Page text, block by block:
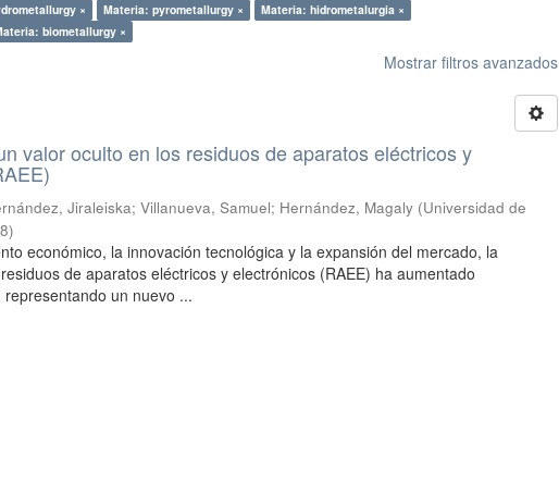
× Materia: pyrometallurgy ×
Materia: hidrometalurgia ×
biometallurgy ×
Mostrar filtros avanzados
valor oculto en los residuos de aparatos eléctricos y
Jiraleiska;Villanueva, Samuel; Hernández, Magaly (Universidad de
)
económico, la innovación tecnológica y la expansión del mercado, la
de aparatos eléctricos y electrónicos (RAEE) ha aumentado
un nuevo ...